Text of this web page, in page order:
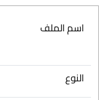
اسم الملف
النوع